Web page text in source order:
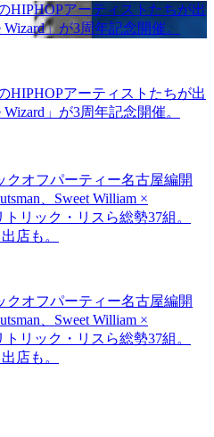
HIPHOPアーティストたちが出
」が3周年記念開催。
HIPHOPアーティストたちが出
」が3周年記念開催。
クオフパーティー名古屋編開
、Sweet William ×
リック・リスら総勢37組。
店も。
クオフパーティー名古屋編開
、Sweet William ×
リック・リスら総勢37組。
店も。